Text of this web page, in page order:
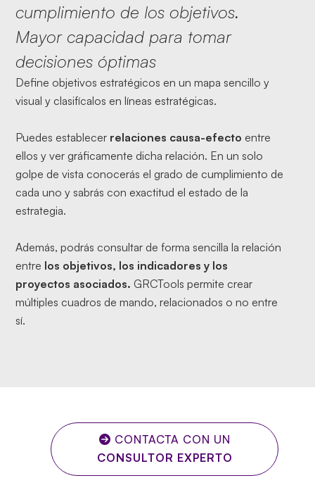
cumplimiento de los objetivos.
Mayor capacidad para tomar
decisiones óptimas
Define objetivos estratégicos en un mapa sencillo y
visual y clasifícalos en líneas estratégicas.
Puedes establecer relaciones causa-efecto entre
ellos y ver gráficamente dicha relación. En un solo
golpe de vista conocerás el grado de cumplimiento de
cada uno y sabrás con exactitud el estado de la
estrategia.
Además, podrás consultar de forma sencilla la relación
entre los objetivos, los indicadores y los
proyectos asociados. GRCTools permite crear
múltiples cuadros de mando, relacionados o no entre
sí.
CONTACTA CON UN
CONSULTOR EXPERTO